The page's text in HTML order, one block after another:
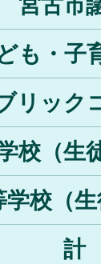
も・子
リック
校（生
校（生
計